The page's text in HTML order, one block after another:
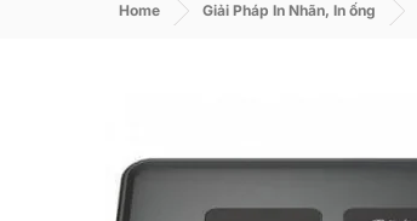
Home Giải Pháp In Nhãn, In ống